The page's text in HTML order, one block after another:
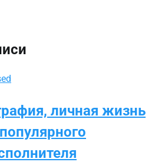
личная жизнь